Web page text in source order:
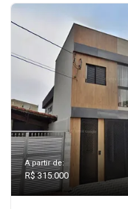
A partir de:
R$ 315.000